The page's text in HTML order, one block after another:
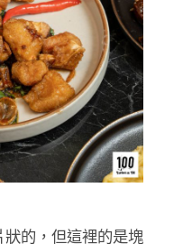
的，但這裡的是塊